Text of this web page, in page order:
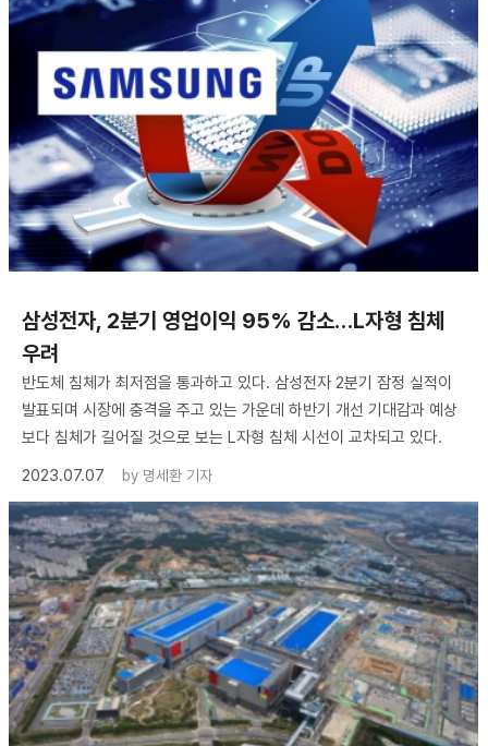
삼성전자, 2분기 영업이익 95% 감소…L자형 침체
우려
반도체 침체가 최저점을 통과하고 있다. 삼성전자 2분기 잠정 실적이
발표되며 시장에 충격을 주고 있는 가운데 하반기 개선 기대감과 예상
보다 침체가 길어질 것으로 보는 L자형 침체 시선이 교차되고 있다.
2023.07.07
by 명세환 기자